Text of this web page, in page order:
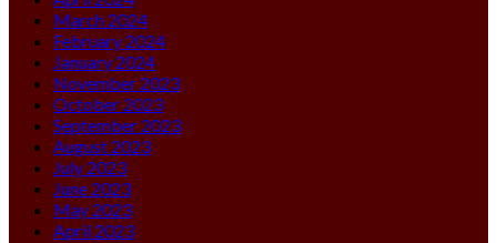
March 2024
February 2024
January 2024
November 2023
October 2023
September 2023
August 2023
July 2023
June 2023
May 2023
April 2023